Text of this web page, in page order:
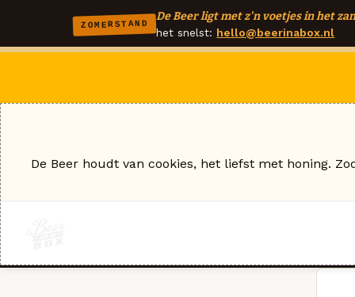
ZOMERSTAND
De Beer ligt met z'n voetjes in het
het snelst: hello@beerinabox.nl
De Beer houdt van cookies, het liefst met honing.